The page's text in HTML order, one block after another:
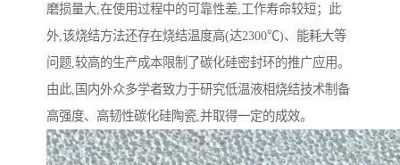
磨损量大,在使用过程中的可靠性差,工作寿命较短；此
外,该烧结方法还存在烧结温度高(达2300℃)、能耗大等
问题,较高的生产成本限制了碳化硅密封环的推广应用。
由此,国内外众多学者致力于研究低温液相烧结技术制备
高强度、高韧性碳化硅陶瓷,并取得一定的成效。